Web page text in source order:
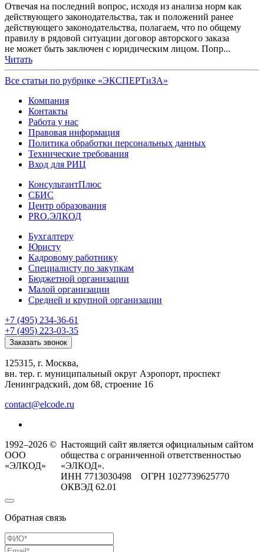
Отвечая на последний вопрос, исходя из анализа норм как
действующего законодательства, так и положений ранее
действующего законодательства, полагаем, что по общему
правилу в рядовой ситуации договор авторского заказа
не может быть заключен с юридическим лицом. Попр...
Читать
Все статьи по рубрике «ЭКСПЕРТиЗА»
Компания
Контакты
Работа у нас
Правовая информация
Политика обработки персональных данных
Технические требования
Вход для РИЦ
КонсультантПлюс
СБИС
Центр образования
PRO.ЭЛКОД
Бухгалтеру
Юристу
Кадровому работнику
Специалисту по закупкам
Бюджетной организации
Малой организации
Средней и крупной организации
+7 (495) 234-36-61
+7 (495) 223-03-35
Заказать звонок
125315, г. Москва,
вн. тер. г. муниципальный округ Аэропорт, проспект
Ленинградский, дом 68, строение 16
contact@elcode.ru
1992–2026 ©
ООО
«ЭЛКОД»
Настоящий сайт является официальным сайтом
общества с ограниченной ответственностью
«ЭЛКОД».
ИНН 7713030498 ОГРН 1027739625770
ОКВЭД 62.01
Обратная связь